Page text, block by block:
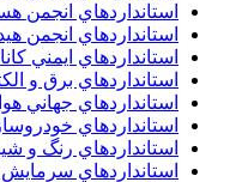
استانداردهاي انجمن
استانداردهاي انجمن
استانداردهاي ايمني
استانداردهاي برق و
استانداردهاي جهاني
استانداردهاي
استانداردهاي رنگ و
استانداردهاي